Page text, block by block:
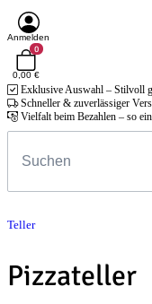
Anmelden
0
0,00 €
Exklusive Auswahl – Stilvoll
Schneller & zuverlässiger
Vielfalt beim Bezahlen – so
Teller
Pizzateller